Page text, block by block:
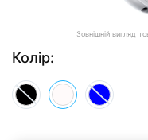
Зовнішній вигляд
Колір: